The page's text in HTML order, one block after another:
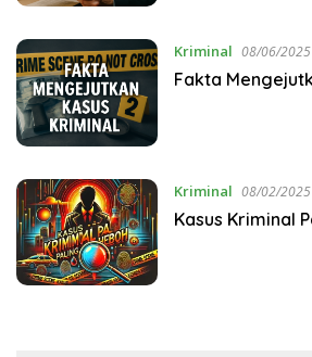
Kriminal 08/06/2025
Fakta
Kriminal 08/02/2025
Kasus Kriminal